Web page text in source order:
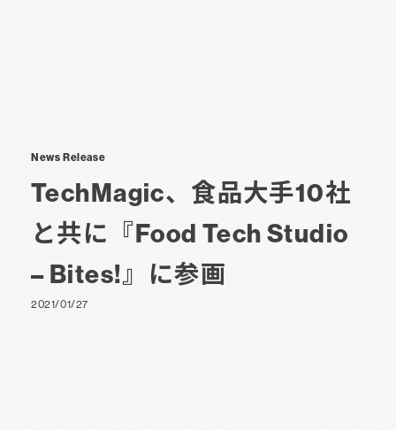
News Release
TechMagic、食品大手10社
と共に『Food Tech Studio
– Bites!』に参画
2021/01/27